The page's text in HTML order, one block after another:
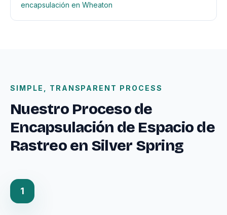
encapsulación en Wheaton
SIMPLE, TRANSPARENT PROCESS
Nuestro Proceso de
Encapsulación de Espacio de
Rastreo en Silver Spring
1